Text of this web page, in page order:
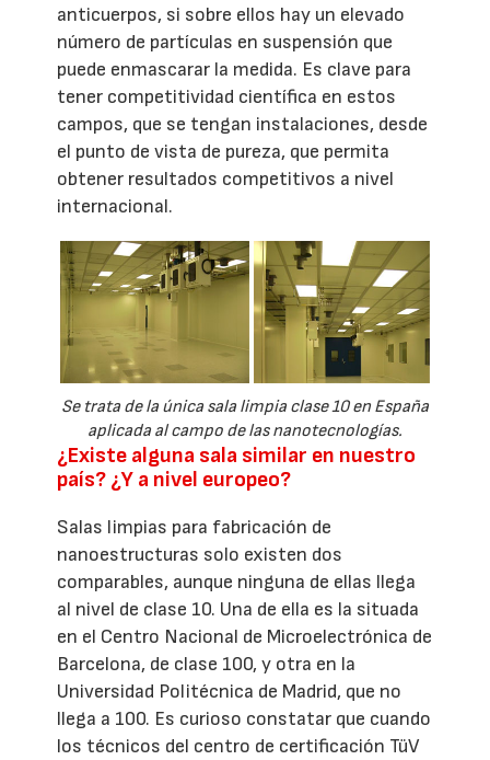
anticuerpos, si sobre ellos hay un elevado
número de partículas en suspensión que
puede enmascarar la medida. Es clave para
tener competitividad científica en estos
campos, que se tengan instalaciones, desde
el punto de vista de pureza, que permita
obtener resultados competitivos a nivel
internacional.
Se trata de la única sala limpia clase 10 en España
aplicada al campo de las nanotecnologías.
¿Existe alguna sala similar en nuestro
país? ¿Y a nivel europeo?
Salas limpias para fabricación de
nanoestructuras solo existen dos
comparables, aunque ninguna de ellas llega
al nivel de clase 10. Una de ella es la situada
en el Centro Nacional de Microelectrónica de
Barcelona, de clase 100, y otra en la
Universidad Politécnica de Madrid, que no
llega a 100. Es curioso constatar que cuando
los técnicos del centro de certificación TüV